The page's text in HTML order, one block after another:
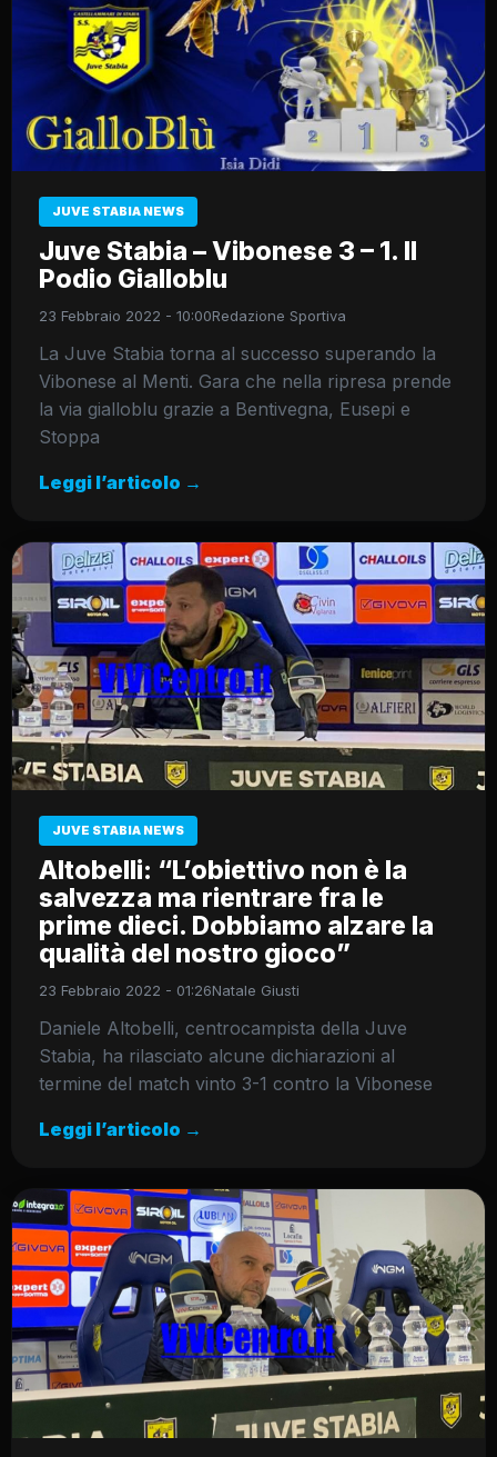
JUVE STABIA NEWS
Juve Stabia – Vibonese 3 – 1. Il
Podio Gialloblu
23 Febbraio 2022 - 10:00Redazione Sportiva
La Juve Stabia torna al successo superando la
Vibonese al Menti. Gara che nella ripresa prende
la via gialloblu grazie a Bentivegna, Eusepi e
Stoppa
Leggi l’articolo →
JUVE STABIA NEWS
Altobelli: “L’obiettivo non è la
salvezza ma rientrare fra le
prime dieci. Dobbiamo alzare la
qualità del nostro gioco”
23 Febbraio 2022 - 01:26Natale Giusti
Daniele Altobelli, centrocampista della Juve
Stabia, ha rilasciato alcune dichiarazioni al
termine del match vinto 3-1 contro la Vibonese
Leggi l’articolo →